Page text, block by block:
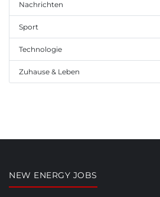
Nachrichten
Sport
Technologie
Zuhause & Leben
NEW ENERGY JOBS